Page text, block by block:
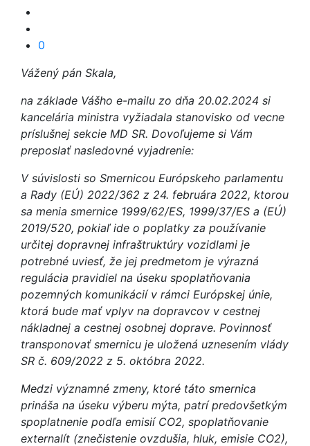
0
Vážený pán Skala,
na základe Vášho e-mailu zo dňa 20.02.2024 si
kancelária ministra vyžiadala stanovisko od vecne
príslušnej sekcie MD SR. Dovoľujeme si Vám
preposlať nasledovné vyjadrenie:
V súvislosti so Smernicou Európskeho parlamentu
a Rady (EÚ) 2022/362 z 24. februára 2022, ktorou
sa menia smernice 1999/62/ES, 1999/37/ES a (EÚ)
2019/520, pokiaľ ide o poplatky za používanie
určitej dopravnej infraštruktúry vozidlami je
potrebné uviesť, že jej predmetom je výrazná
regulácia pravidiel na úseku spoplatňovania
pozemných komunikácií v rámci Európskej únie,
ktorá bude mať vplyv na dopravcov v cestnej
nákladnej a cestnej osobnej doprave. Povinnosť
transponovať smernicu je uložená uznesením vlády
SR č. 609/2022 z 5. októbra 2022.
Medzi významné zmeny, ktoré táto smernica
prináša na úseku výberu mýta, patrí predovšetkým
spoplatnenie podľa emisií CO2, spoplatňovanie
externalít (znečistenie ovzdušia, hluk, emisie CO2),